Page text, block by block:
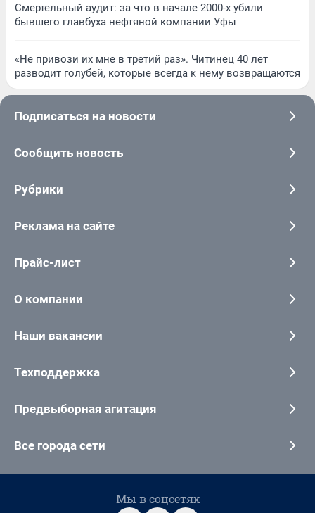
Смертельный аудит: за что в начале 2000-х убили
бывшего главбуха нефтяной компании Уфы
«Не привози их мне в третий раз». Читинец 40 лет
разводит голубей, которые всегда к нему возвращаются
Подписаться на новости
Сообщить новость
Рубрики
Реклама на сайте
Прайс-лист
О компании
Наши вакансии
Техподдержка
Предвыборная агитация
Все города сети
Мы в соцсетях